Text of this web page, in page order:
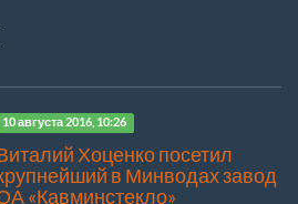
10 августа 2016, 10:26
Хоценко посетил
в Минводах завод
«Кавминстекло»